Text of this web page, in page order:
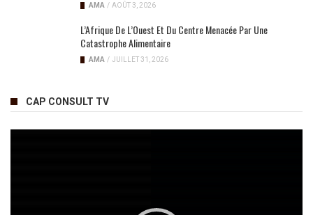
AMA / AOÛT 3, 2026
L’Afrique De L’Ouest Et Du Centre Menacée Par Une
Catastrophe Alimentaire
AMA / JUILLET 31, 2026
CAP CONSULT TV